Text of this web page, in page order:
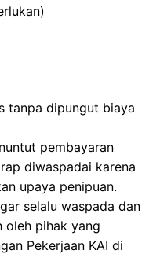
tanpa dipungut biaya
pembayaran
diwaspadai karena
upaya penipuan.
selalu waspada dan
oleh pihak yang
Pekerjaan KAI di